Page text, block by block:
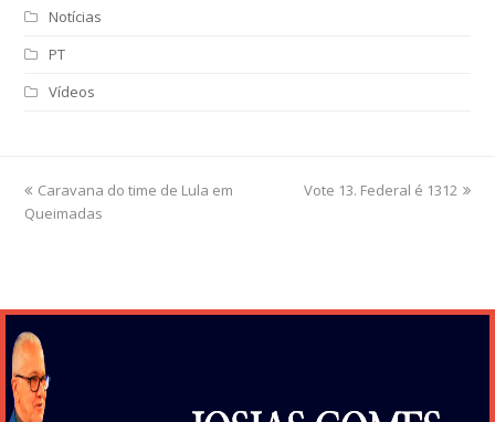
Notícias
PT
Vídeos
previous
post:
Caravana do time de Lula em
Queimadas
next
Vote 13. Federal é 1312